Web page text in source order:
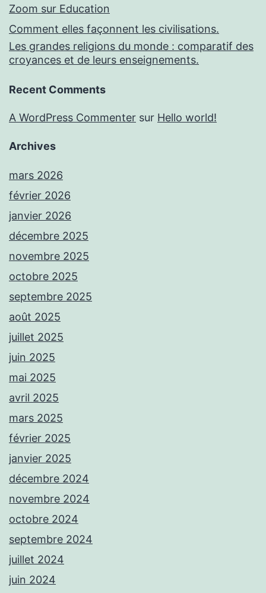
Zoom sur Education
Comment elles façonnent les civilisations.
Les grandes religions du monde : comparatif des
croyances et de leurs enseignements.
Recent Comments
A WordPress Commenter sur Hello world!
Archives
mars 2026
février 2026
janvier 2026
décembre 2025
novembre 2025
octobre 2025
septembre 2025
août 2025
juillet 2025
juin 2025
mai 2025
avril 2025
mars 2025
février 2025
janvier 2025
décembre 2024
novembre 2024
octobre 2024
septembre 2024
juillet 2024
juin 2024